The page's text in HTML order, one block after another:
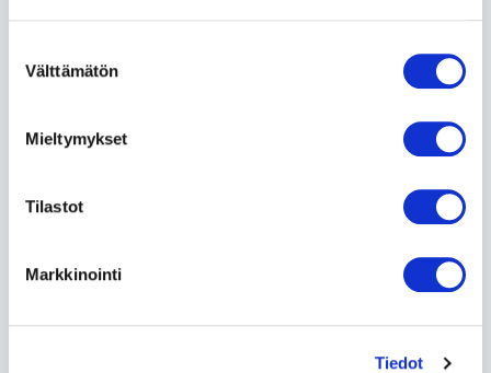
valinta
Välttämätön
Mieltymykset
Tilastot
Markkinointi
Tiedot
Senioritarjous